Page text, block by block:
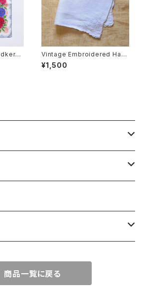
ント
Vintage Embroidered Han
dkerchief 009・ヴィンテージ
¥1,500
商品一覧に戻る